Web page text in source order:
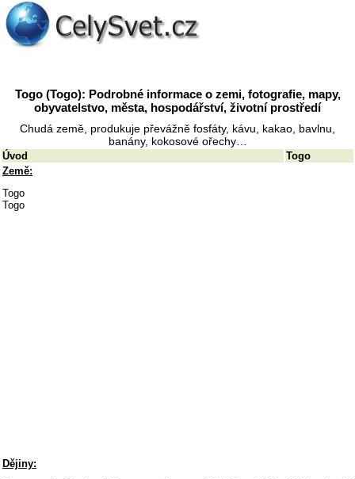
Togo (Togo): Podrobné informace o zemi, fotografie, mapy,
obyvatelstvo, města, hospodářství, životní prostředí
Chudá země, produkuje převážně fosfáty, kávu, kakao, bavlnu,
banány, kokosové ořechy…
Úvod
Togo
Země:
Togo
Togo
Dějiny: